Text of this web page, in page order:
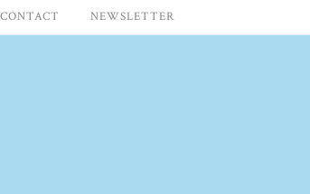
Skip
to
CONTACT NEWSLETTER